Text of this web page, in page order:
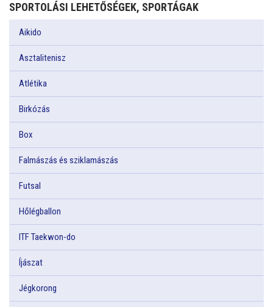
SPORTOLÁSI LEHETŐSÉGEK, SPORTÁGAK
Aikido
Asztalitenisz
Atlétika
Birkózás
Box
Falmászás és sziklamászás
Futsal
Hőlégballon
ITF Taekwon-do
Íjászat
Jégkorong